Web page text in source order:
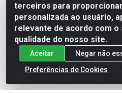
terceiros para
personalizada ao usuário,
relevante de acordo com
qualidade do nosso site.
Aceitar
Negar não
Preferências de Cookies
Loja /
Tel.: (11)
Av Vautier, 587/597 -